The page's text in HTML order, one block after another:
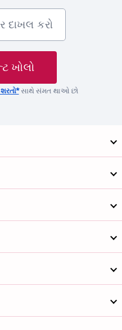
ખોલો
સાથે સંમત થાઓ છો